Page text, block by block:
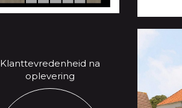
Klanttevredenheid na
oplevering